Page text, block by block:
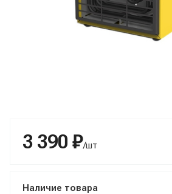
3 390 ₽/шт
Наличие товара